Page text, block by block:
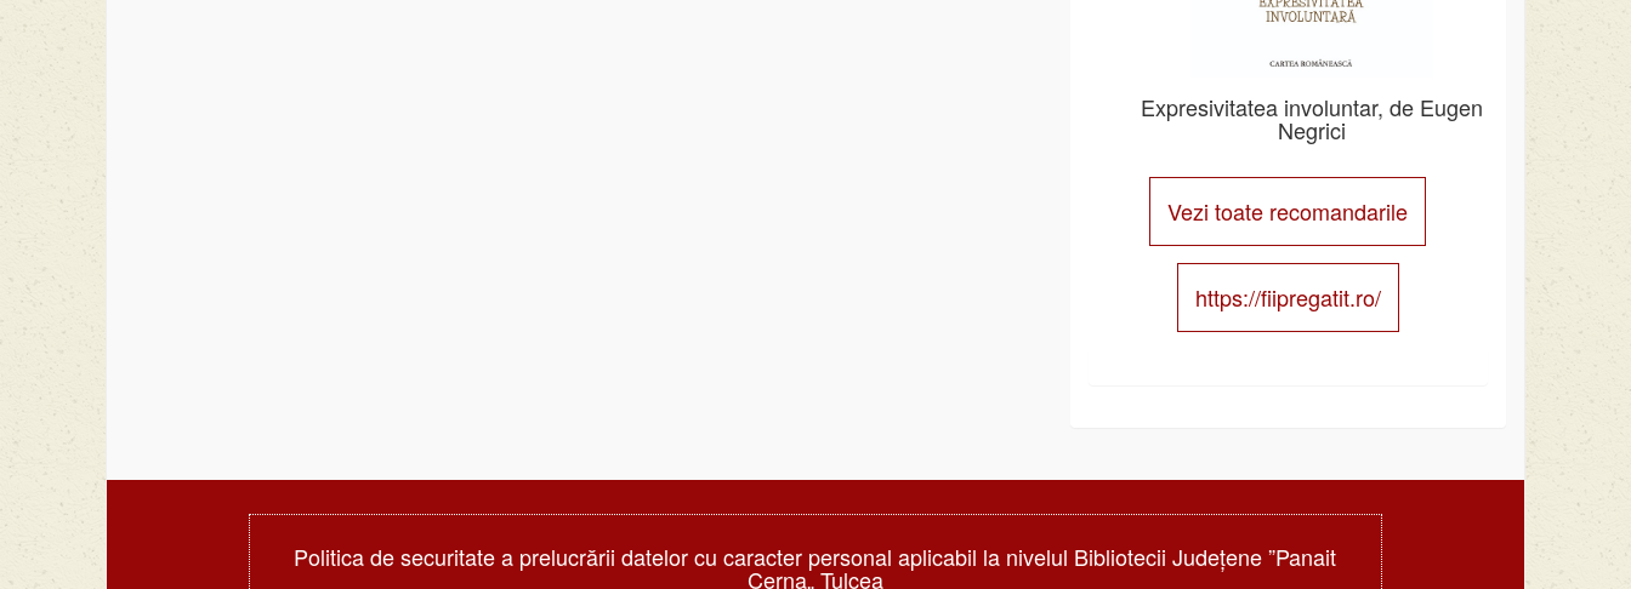
Expresivitatea involuntar, de Eugen
Negrici
Vezi toate recomandarile
https://fiipregatit.ro/
Politica de securitate a prelucrării datelor cu caracter personal aplicabil la nivelul Bibliotecii Judeţene ”Panait
Cerna„ Tulcea